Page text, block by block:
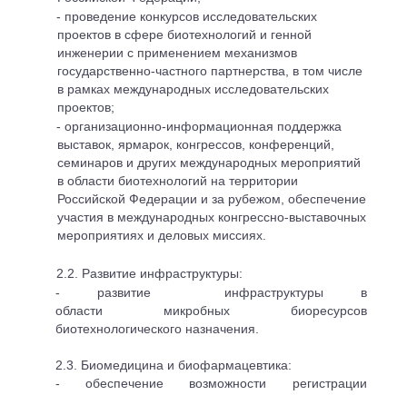
- проведение конкурсов исследовательских
проектов в сфере биотехнологий и генной
инженерии с применением механизмов
государственно-частного партнерства, в том числе
в рамках международных исследовательских
проектов;
- организационно-информационная поддержка
выставок, ярмарок, конгрессов, конференций,
семинаров и других международных мероприятий
в области биотехнологий на территории
Российской Федерации и за рубежом, обеспечение
участия в международных конгрессно-выставочных
мероприятиях и деловых миссиях.
2.2. Развитие инфраструктуры:
- развитие инфраструктуры в
области микробных биоресурсов
биотехнологического назначения.
2.3. Биомедицина и биофармацевтика:
- обеспечение возможности регистрации